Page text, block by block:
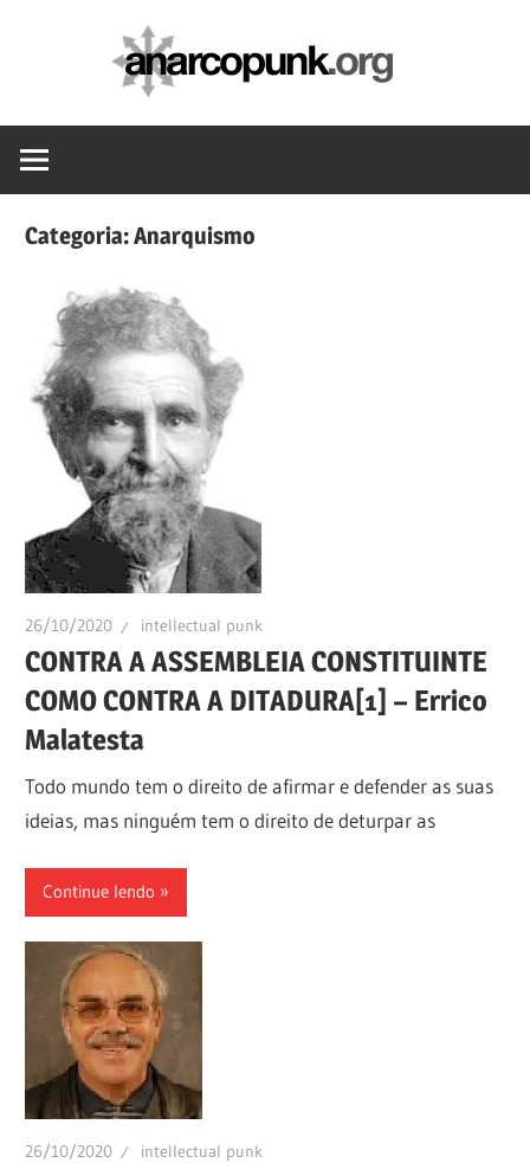
Categoria:Anarquismo
26/10/2020 intellectual punk
CONTRA A ASSEMBLEIA CONSTITUINTE
COMO CONTRA A DITADURA[1] – Errico
Malatesta
Todo mundo tem o direito de afirmar e defender as suas
ideias, mas ninguém tem o direito de deturpar as
Continue lendo
26/10/2020 intellectual punk